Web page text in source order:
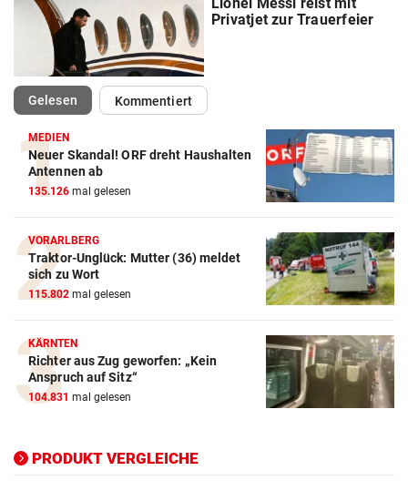
Lionel Messi reist mit
Privatjet zur Trauerfeier
Gelesen(ausgewählt)Kommentiert
MEDIEN
Neuer Skandal! ORF dreht Haushalten
Antennen ab
135.126 mal gelesen
VORARLBERG
Traktor-Unglück: Mutter (36) meldet
sich zu Wort
115.802 mal gelesen
KÄRNTEN
Richter aus Zug geworfen: „Kein
Anspruch auf Sitz“
104.831 mal gelesen
PRODUKT VERGLEICHE
Action-Cam Vergleich
ZUM VERGLEICH
Crosstrainer Vergleich
ZUM VERGLEICH
E-Bike Vergleich
ZUM VERGLEICH
Elektro-Scooter Vergleich
ZUM VERGLEICH
ZUM VERGLEICH